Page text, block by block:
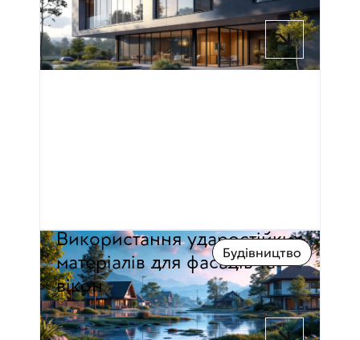
Павло Дмитровський
6 хв час читання
Використання ударостійких
матеріалів для фасадів та
вікон
7 хв час читання
Будівництво